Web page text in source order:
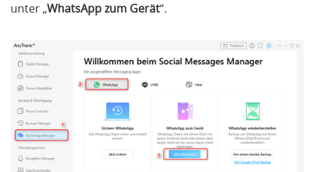
unter „WhatsApp zum Gerät“.